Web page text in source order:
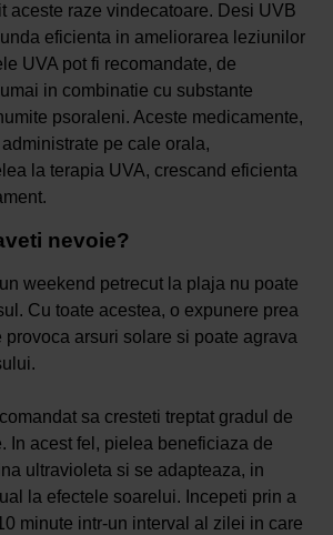
aceste raze vindecatoare. Desi UVB
eficienta in ameliorarea leziunilor
UVA pot fi recomandate, de
in combinatie cu substante
psoraleni. Aceste medicamente,
pe cale orala,
la terapia UVA, crescand eficienta
nevoie?
weekend petrecut la plaja nu poate
Cu toate acestea, o expunere prea
provoca arsuri solare si poate agrava
sa cresteti treptat gradul de
In acest fel, pielea beneficiaza de
ultravioleta si se adapteaza, in
la efectele soarelui. Incepeti prin a
minute intr-un interval al zilei in care